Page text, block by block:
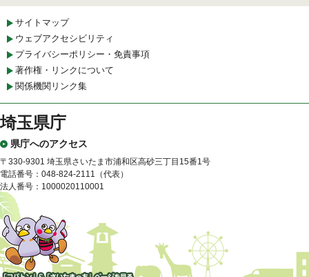
サイトマップ
ウェブアクセシビリティ
プライバシーポリシー・免責事項
著作権・リンクについて
関係機関リンク集
埼玉県庁
県庁へのアクセス
〒330-9301 埼玉県さいたま市浦和区高砂三丁目15番1号
電話番号：048-824-2111（代表）
法人番号：1000020110001